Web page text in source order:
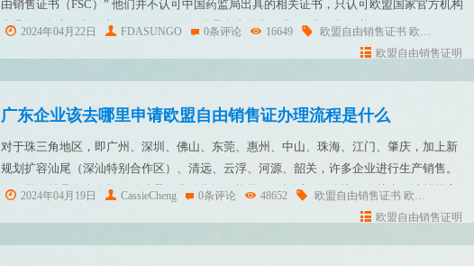
由销售证书（FSC）” 他们并不认可中国药监局出具的相关证书，只认可欧盟国家官方机构
出具的 “自由销售证书（FSC）”。1. 什么是自由销售证书?自由销售证书Free
2024年04月22日 FDASUNGO 0条评论 16649 欧盟自由销售证书 欧盟自由销售证明
欧盟自由销售证明
广东企业该去哪里申请欧盟自由销售证办理流程是什么
对于珠三角地区，即广州、深圳、佛山、东莞、惠州、中山、珠海、江门、肇庆，加上新
规划扩容汕尾（深汕特别合作区）、清远、云浮、河源、韶关，许多企业进行生产销售。
平日里，总是有人会问，什么是自由销售证，埃及、阿根廷、哥伦比亚、越南、沙特等客
户口中提到的欧盟自由销售证是什么，怎么办，流程复杂吗，需要提供什么材料，有效期
2024年04月19日 CassieCheng 0条评论 48652 欧盟自由销售证书 欧盟自由销售证明
欧盟自由销售证明